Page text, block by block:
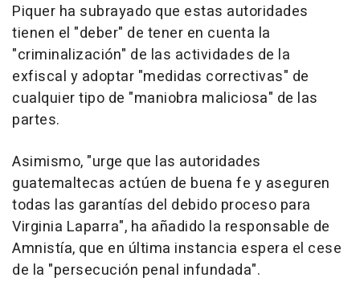
Piquer ha subrayado que estas autoridades
tienen el "deber" de tener en cuenta la
"criminalización" de las actividades de la
exfiscal y adoptar "medidas correctivas" de
cualquier tipo de "maniobra maliciosa" de las
partes.
Asimismo, "urge que las autoridades
guatemaltecas actúen de buena fe y aseguren
todas las garantías del debido proceso para
Virginia Laparra", ha añadido la responsable de
Amnistía, que en última instancia espera el cese
de la "persecución penal infundada".